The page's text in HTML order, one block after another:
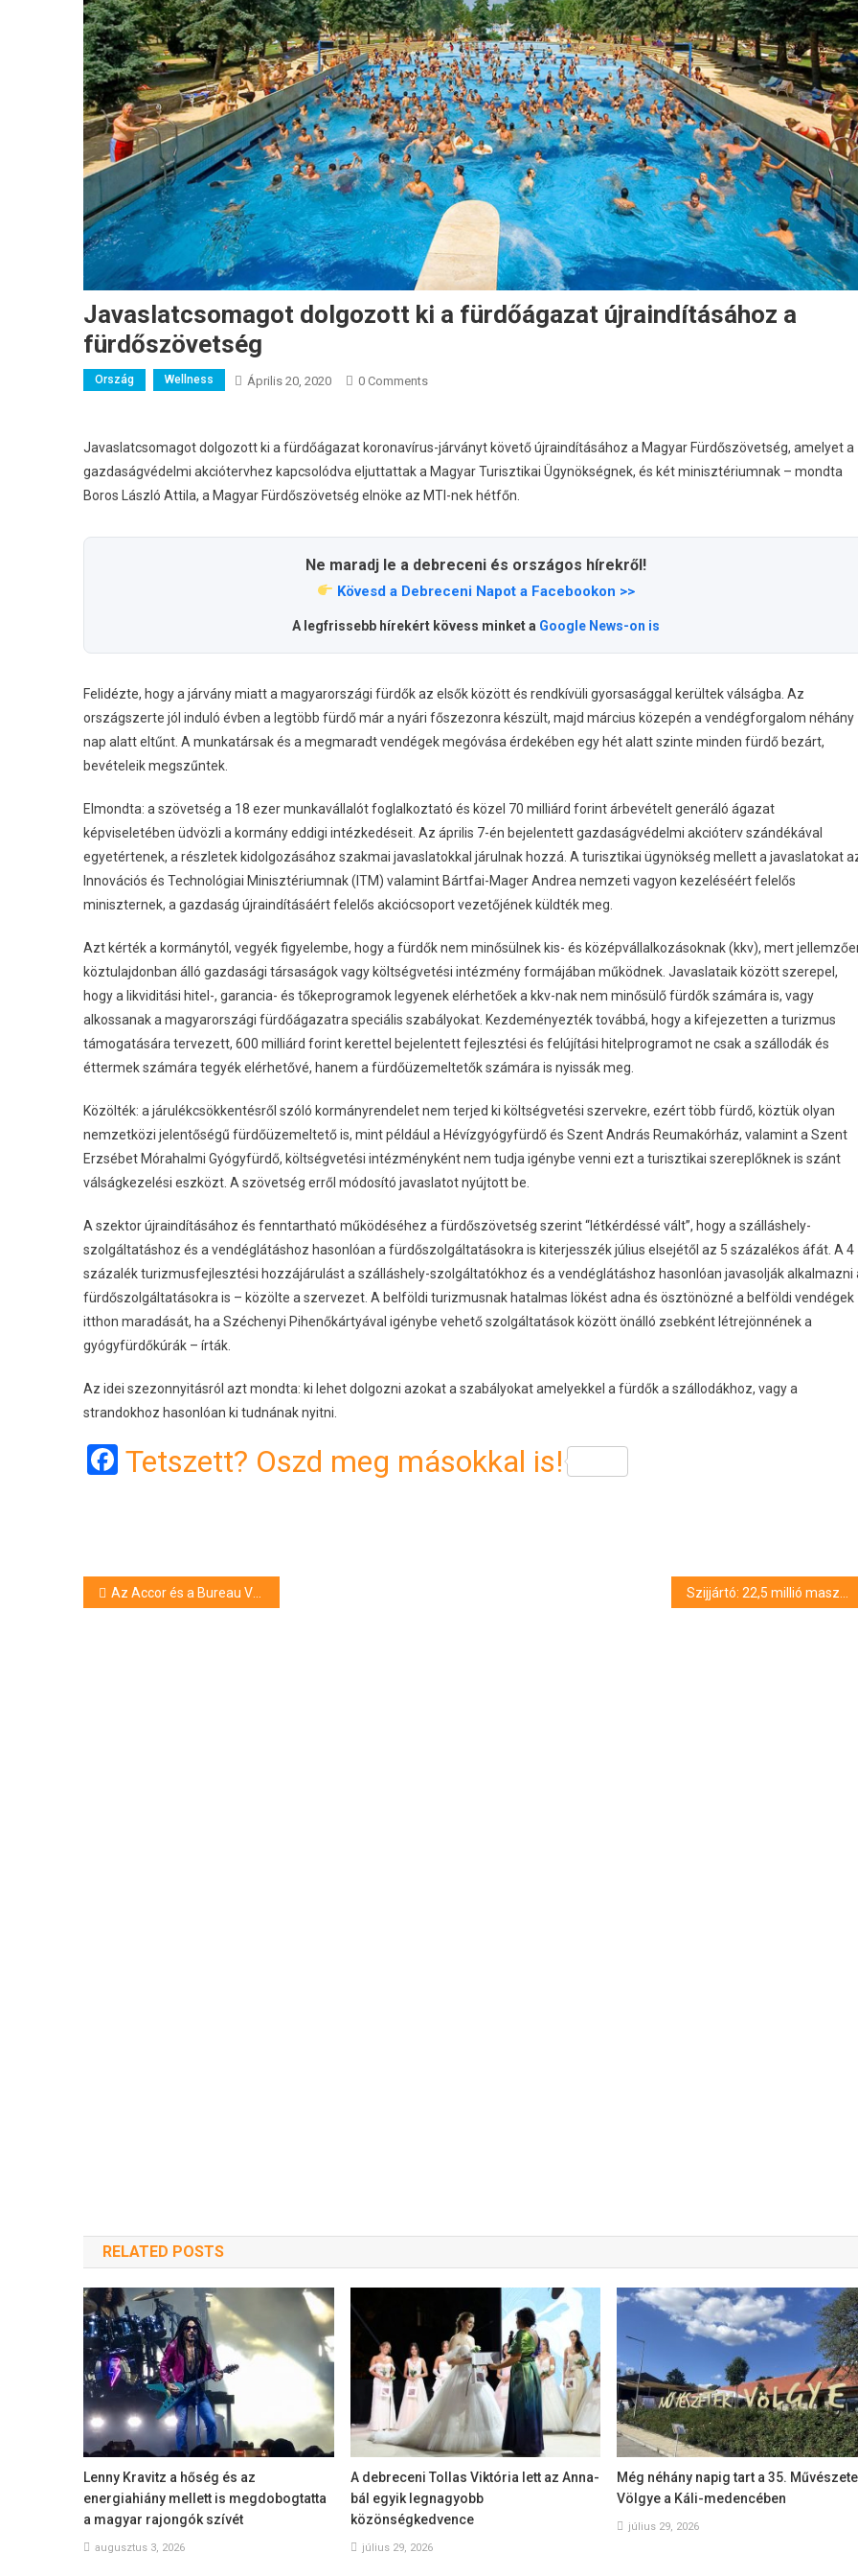
Javaslatcsomagot dolgozott ki a fürdőágazat újraindításához a
fürdőszövetség
Ország Wellness Április 20, 2020 0 Comments
Javaslatcsomagot dolgozott ki a fürdőágazat koronavírus-járványt követő újraindításához a Magyar Fürdőszövetség, amelyet a
gazdaságvédelmi akciótervhez kapcsolódva eljuttattak a Magyar Turisztikai Ügynökségnek, és két minisztériumnak – mondta
Boros László Attila, a Magyar Fürdőszövetség elnöke az MTI-nek hétfőn.
Ne maradj le a debreceni és országos hírekről!
Kövesd a Debreceni Napot a Facebookon >>
A legfrissebb hírekért kövess minket a Google News-on is
Felidézte, hogy a járvány miatt a magyarországi fürdők az elsők között és rendkívüli gyorsasággal kerültek válságba. Az
országszerte jól induló évben a legtöbb fürdő már a nyári főszezonra készült, majd március közepén a vendégforgalom néhány
nap alatt eltűnt. A munkatársak és a megmaradt vendégek megóvása érdekében egy hét alatt szinte minden fürdő bezárt,
bevételeik megszűntek.
Elmondta: a szövetség a 18 ezer munkavállalót foglalkoztató és közel 70 milliárd forint árbevételt generáló ágazat
képviseletében üdvözli a kormány eddigi intézkedéseit. Az április 7-én bejelentett gazdaságvédelmi akcióterv szándékával
egyetértenek, a részletek kidolgozásához szakmai javaslatokkal járulnak hozzá. A turisztikai ügynökség mellett a javaslatokat
Innovációs és Technológiai Minisztériumnak (ITM) valamint Bártfai-Mager Andrea nemzeti vagyon kezeléséért felelős
miniszternek, a gazdaság újraindításáért felelős akciócsoport vezetőjének küldték meg.
Azt kérték a kormánytól, vegyék figyelembe, hogy a fürdők nem minősülnek kis- és középvállalkozásoknak (kkv), mert
köztulajdonban álló gazdasági társaságok vagy költségvetési intézmény formájában működnek. Javaslataik között szerepel,
hogy a likviditási hitel-, garancia- és tőkeprogramok legyenek elérhetőek a kkv-nak nem minősülő fürdők számára is, vagy
alkossanak a magyarországi fürdőágazatra speciális szabályokat. Kezdeményezték továbbá, hogy a kifejezetten a turizmus
támogatására tervezett, 600 milliárd forint kerettel bejelentett fejlesztési és felújítási hitelprogramot ne csak a szállodák és
éttermek számára tegyék elérhetővé, hanem a fürdőüzemeltetők számára is nyissák meg.
Közölték: a járulékcsökkentésről szóló kormányrendelet nem terjed ki költségvetési szervekre, ezért több fürdő, köztük olyan
nemzetközi jelentőségű fürdőüzemeltető is, mint például a Hévízgyógyfürdő és Szent András Reumakórház, valamint a Szent
Erzsébet Mórahalmi Gyógyfürdő, költségvetési intézményként nem tudja igénybe venni ezt a turisztikai szereplőknek is szánt
válságkezelési eszközt. A szövetség erről módosító javaslatot nyújtott be.
A szektor újraindításához és fenntartható működéséhez a fürdőszövetség szerint “létkérdéssé vált”, hogy a szálláshely-
szolgáltatáshoz és a vendéglátáshoz hasonlóan a fürdőszolgáltatásokra is kiterjesszék július elsejétől az 5 százalékos áfát. A 4
százalék turizmusfejlesztési hozzájárulást a szálláshely-szolgáltatókhoz és a vendéglátáshoz hasonlóan javasolják alkalmazni
fürdőszolgáltatásokra is – közölte a szervezet. A belföldi turizmusnak hatalmas lökést adna és ösztönözné a belföldi vendégek
itthon maradását, ha a Széchenyi Pihenőkártyával igénybe vehető szolgáltatások között önálló zsebként létrejönnének a
gyógyfürdőkúrák – írták.
Az idei szezonnyitásról azt mondta: ki lehet dolgozni azokat a szabályokat amelyekkel a fürdők a szállodákhoz, vagy a
strandokhoz hasonlóan ki tudnának nyitni.
Facebook
Tetszett? Oszd meg másokkal is!
Bejegyzés
Az Accor és a Bureau Veritas a szálloda- és vendéglátóipar újraindítását segítő egészségügyi tanúsítványt fejlesztett ki
RELATED POSTS
Lenny Kravitz a hőség és az
energiahiány mellett is megdobogtatta
a magyar rajongók szívét
augusztus 3, 2026
A debreceni Tollas Viktória lett az Anna-
bál egyik legnagyobb
közönségkedvence
július 29, 2026
Még néhány napig tart a 35.
Völgye a Káli-medencében
július 29, 2026